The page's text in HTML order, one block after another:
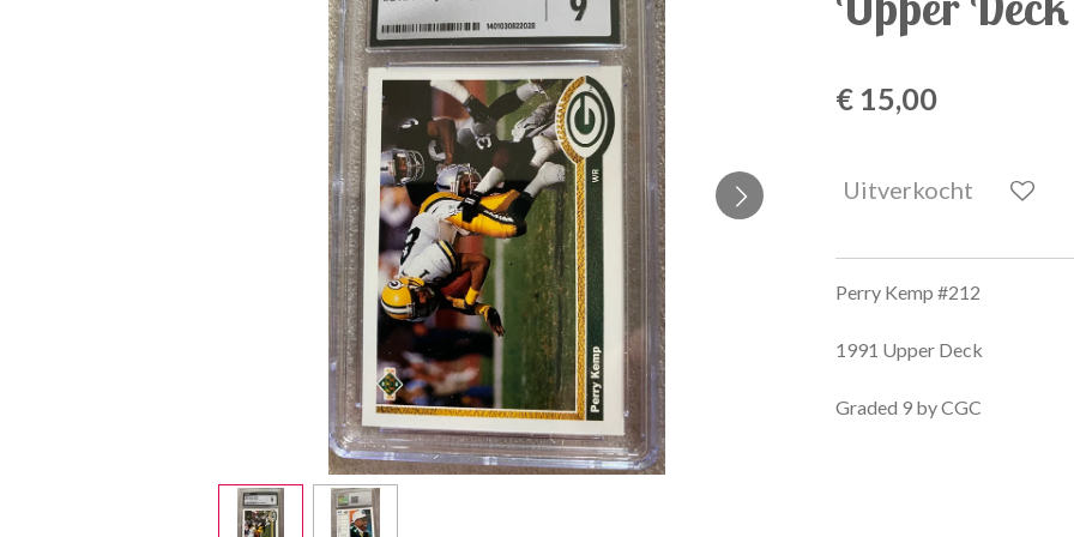
€ 15,00
Uitverkocht
Perry Kemp #212
1991 Upper Deck
Graded 9 by CGC